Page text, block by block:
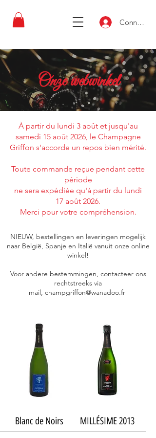
Connexion
Onze webwinkel
À partir du lundi 3 août et jusqu'au
samedi 15 août 2026, le Champagne
Griffon s'accorde un repos bien mérité.
Toute commande reçue pendant cette
période
ne sera expédiée qu'à partir du lundi
17 août 2026.
Merci pour votre compréhension.
NIEUW, bestellingen en leveringen mogelijk
naar België, Spanje en Italië vanuit onze online
winkel!
Voor andere bestemmingen, contacteer ons
rechtstreeks via
mail, champgriffon@wanadoo.fr
Blanc de Noirs
MILLÉSIME 2013